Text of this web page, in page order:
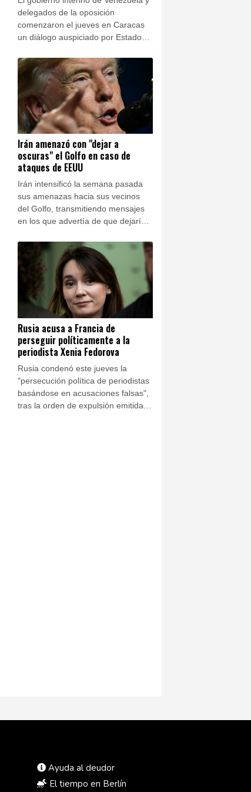
delegados de la oposición
comenzaron el jueves en Caracas
un diálogo auspiciado por Estados
transición política y a elecciones.
Irán amenazó con "dejar a
oscuras" el Golfo en caso de
ataques de EEUU
Irán intensificó la semana pasada
sus amenazas hacia sus vecinos
del Golfo, transmitiendo mensajes
en los que advertía de que dejaría
Estados Unidos atacaba sus
centrales eléctricas, según
informaron dos funcionarios a la
AFP.
Rusia acusa a Francia de
perseguir políticamente a la
periodista Xenia Fedorova
Rusia condenó este jueves la
"persecución política de periodistas
basándose en acusaciones falsas",
tras la orden de expulsión emitida
Ayuda al deudor
El tiempo en Berlín